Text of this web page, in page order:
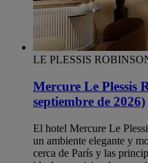
LE PLESSIS
Mercure Le Plessis
septiembre de 2026)
El hotel Mercure Le
un ambiente elegante y
cerca de París y las